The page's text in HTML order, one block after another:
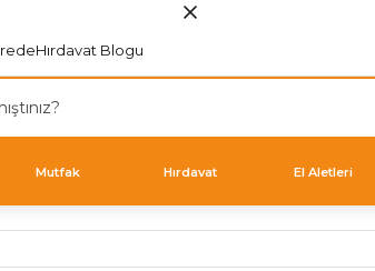
Hırdavat Blogu
Mutfak Hırdavat El Aletleri